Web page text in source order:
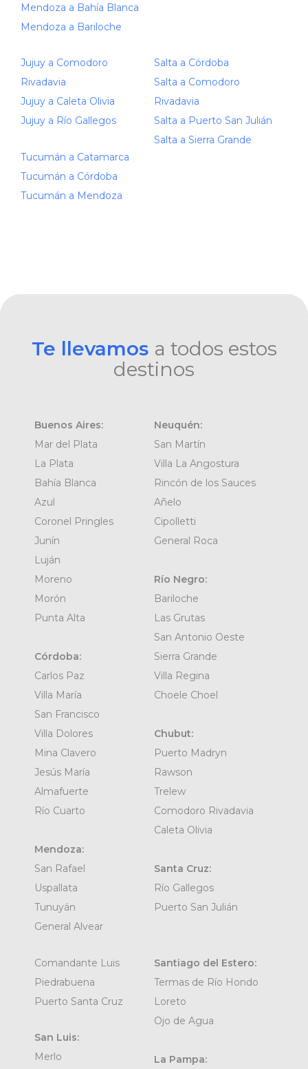
Mendoza a Bahía Blanca
Mendoza a Bariloche
Jujuy a Comodoro
Rivadavia
Jujuy a Caleta Olivia
Jujuy a Río Gallegos
Tucumán a Catamarca
Tucumán a Córdoba
Tucumán a Mendoza
Salta a Córdoba
Salta a Comodoro
Rivadavia
Salta a Puerto San Julián
Salta a Sierra Grande
Te llevamos a todos estos
destinos
Buenos Aires:
Mar del Plata
La Plata
Bahía Blanca
Azul
Coronel Pringles
Junín
Luján
Moreno
Morón
Punta Alta
Córdoba:
Carlos Paz
Villa María
San Francisco
Villa Dolores
Mina Clavero
Jesús María
Almafuerte
Río Cuarto
Mendoza:
San Rafael
Uspallata
Tunuyán
General Alvear
Neuquén:
San Martín
Villa La Angostura
Rincón de los Sauces
Añelo
Cipolletti
General Roca
Río Negro:
Bariloche
Las Grutas
San Antonio Oeste
Sierra Grande
Villa Regina
Choele Choel
Chubut:
Puerto Madryn
Rawson
Trelew
Comodoro Rivadavia
Caleta Olivia
Santa Cruz:
Río Gallegos
Puerto San Julián
Comandante Luis
Piedrabuena
Puerto Santa Cruz
San Luis:
Merlo
Santiago del Estero:
Termas de Río Hondo
Loreto
Ojo de Agua
La Pampa: